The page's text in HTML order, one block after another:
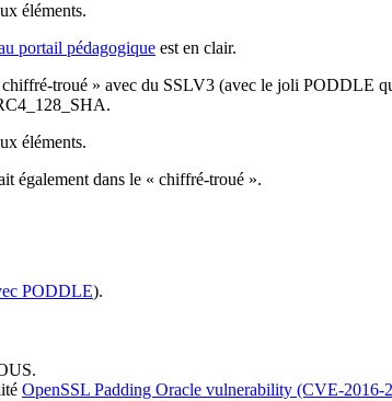
éléments.
portail pédagogique est en clair.
chiffré-troué » avec du SSLV3 (avec le joli
éléments.
également dans le « chiffré-troué ».
PODDLE).
OpenSSL Padding Oracle vulnerability (CVE-2016-